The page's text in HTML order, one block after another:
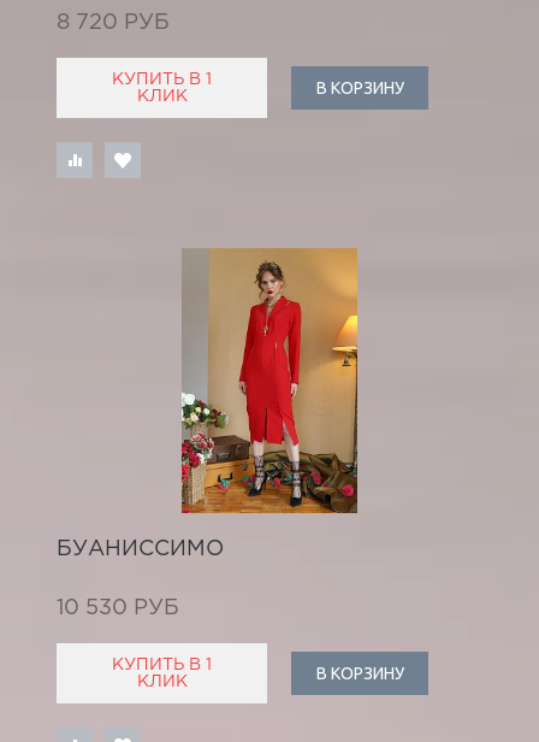
8 720 РУБ
КУПИТЬ В 1
КЛИК
В КОРЗИНУ
БУАНИССИМО
10 530 РУБ
КУПИТЬ В 1
КЛИК
В КОРЗИНУ